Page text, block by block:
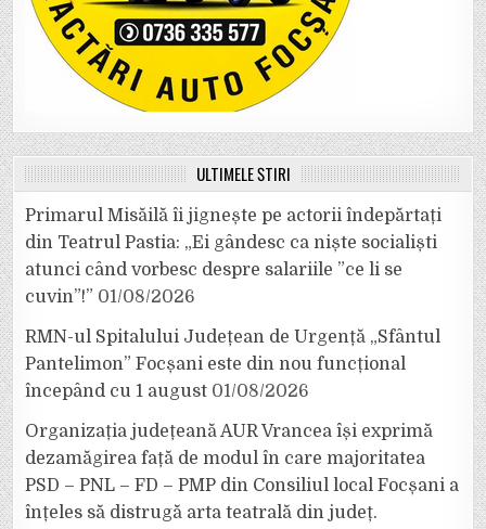
ULTIMELE ȘTIRI
Primarul Misăilă îi jignește pe actorii îndepărtați
din Teatrul Pastia: „Ei gândesc ca niște socialiști
atunci când vorbesc despre salariile ”ce li se
cuvin”!” 01/08/2026
RMN-ul Spitalului Județean de Urgență „Sfântul
Pantelimon” Focșani este din nou funcțional
începând cu 1 august 01/08/2026
Organizația județeană AUR Vrancea își exprimă
dezamăgirea față de modul în care majoritatea
PSD – PNL – FD – PMP din Consiliul local Focșani a
înțeles să distrugă arta teatrală din județ.